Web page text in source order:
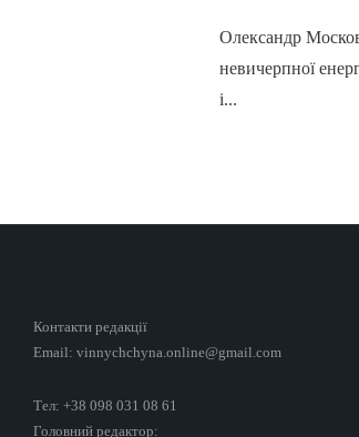
Олександр
невичерпної
і...
Контакти редакції
Email: vinnychchyna.online@gmail.com
Тел: +38 098 031 08 61
Головний редактор: